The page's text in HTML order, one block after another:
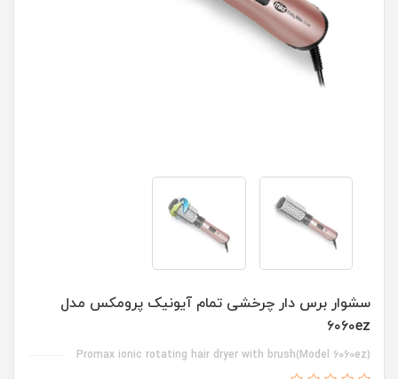
سشوار برس دار چرخشی تمام آیونیک پرومکس مدل
۶۰۶۰ez
Promax ionic rotating hair dryer with brush(Model 6060ez)